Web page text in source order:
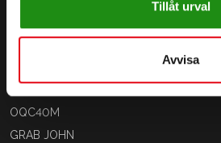
Tillåt urval
Avvisa
OQC40M
GRAB JOHN